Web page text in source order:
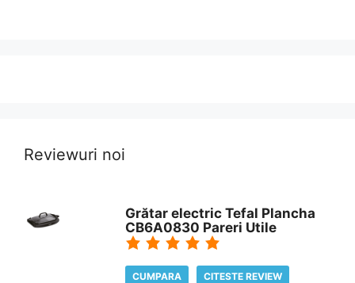
Reviewuri noi
Grătar electric Tefal Plancha
CB6A0830 Pareri Utile
CUMPARA CITESTE REVIEW